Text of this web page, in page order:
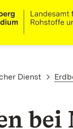
Dienst